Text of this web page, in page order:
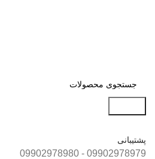
پشتیبانی
09902978979 - 09902978980